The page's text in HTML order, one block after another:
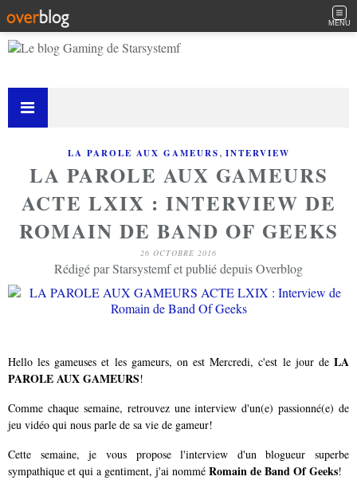
MENU
LA PAROLE AUX GAMEURS, INTERVIEW
LA PAROLE AUX GAMEURS
ACTE LXIX : INTERVIEW DE
ROMAIN DE BAND OF GEEKS
26 OCTOBRE 2016
Rédigé par Starsystemf et publié depuis Overblog
Hello les gameuses et les gameurs, on est Mercredi, c'est le jour de LA
PAROLE AUX GAMEURS!
Comme chaque semaine, retrouvez une interview d'un(e) passionné(e) de
jeu vidéo qui nous parle de sa vie de gameur!
Cette semaine, je vous propose l'interview d'un blogueur superbe
sympathique et qui a gentiment, j'ai nommé Romain de Band Of Geeks!